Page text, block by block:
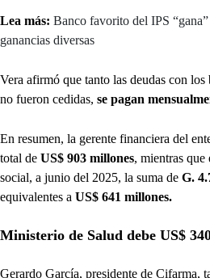
Lea más: Banco favorito del IPS
ganancias diversas
Vera afirmó que tanto las deudas con
no fueron cedidas, se pagan
En resumen, la gerente financiera del
total de US$ 903 millones, mientras que
social, a junio del 2025, la suma de G.
equivalentes a US$ 641 millones.
Ministerio de Salud debe US$
Gerardo García, presidente de Cifarma,